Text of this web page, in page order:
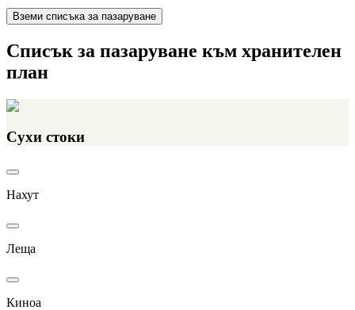
Вземи списъка за пазаруване
Списък за пазаруване към хранителен
план
Сухи стоки
Нахут
Леща
Киноа